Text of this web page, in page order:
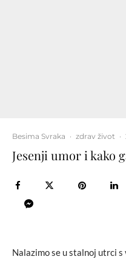
Besima Svraka · zdrav život ·
Jesenji umor i kako
Nalazimo se u stalnoj utrci